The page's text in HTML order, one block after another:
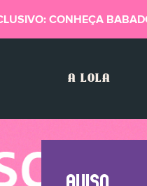
CONHEÇA
A LOLA